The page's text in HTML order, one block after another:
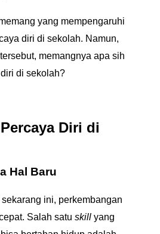
yang mempengaruhi
diri di sekolah. Namun,
memangnya apa sih
di sekolah?
Diri di
Hal Baru
ini, perkembangan
Salah satu skill yang